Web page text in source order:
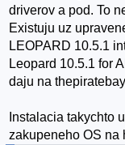
driverov a pod. To
Existuju uz
LEOPARD 10.5.1
Leopard 10.5.1 for
daju na
Instalacia takychto
zakupeneho OS na